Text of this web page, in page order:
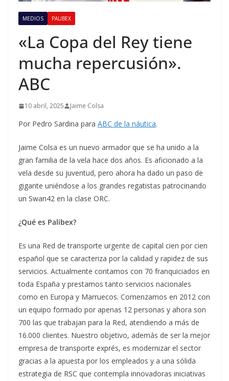
MEDIOS PALIBEX
«La Copa del Rey tiene
mucha repercusión».
ABC
10 abril, 2025 Jaime Colsa
Por Pedro Sardina para ABC de la náutica.
Jaime Colsa es un nuevo armador que se ha unido a la
gran familia de la vela hace dos años. Es aficionado a la
vela desde su juventud, pero ahora ha dado un paso de
gigante uniéndose a los grandes regatistas patrocinando
un Swan42 en la clase ORC.
¿Qué es Palibex?
Es una Red de transporte urgente de capital cien por cien
español que se caracteriza por la calidad y rapidez de sus
servicios. Actualmente contamos con 70 franquiciados en
toda España y prestamos tanto servicios nacionales
como en Europa y Marruecos. Comenzamos en 2012 con
un equipo formado por apenas 12 personas y ahora son
700 las que trabajan para la Red, atendiendo a más de
16.000 clientes. Nuestro objetivo, además de ser la mejor
empresa de transporte exprés, es modernizar el sector
gracias a la apuesta por los empleados y a una sólida
estrategia de RSC que contempla innovadoras iniciativas